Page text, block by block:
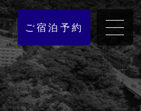
ご宿泊予約